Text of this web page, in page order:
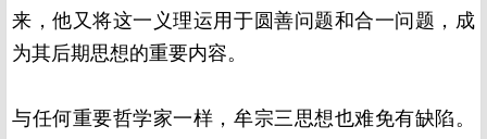
来，他又将这一义理运用于圆善问题和合一问题，成
为其后期思想的重要内容。
与任何重要哲学家一样，牟宗三思想也难免有缺陷。